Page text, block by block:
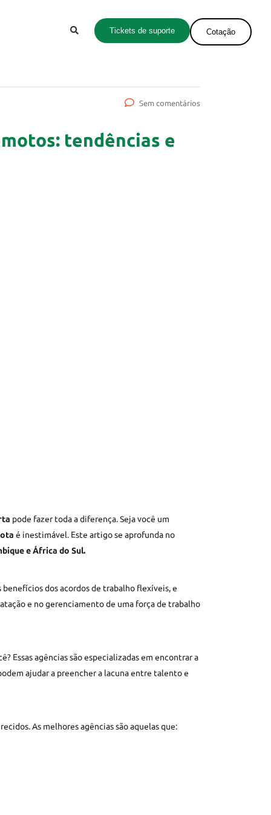
Tickets de suporte Cotação
Sem comentários
tendências e
pode fazer toda a diferença. Seja você um
é inestimável. Este artigo se aprofunda no
e África do Sul.
dos acordos de trabalho flexíveis, e
e no gerenciamento de uma força de trabalho
Essas agências são especializadas em encontrar a
ajudar a preencher a lacuna entre talento e
As melhores agências são aquelas que: